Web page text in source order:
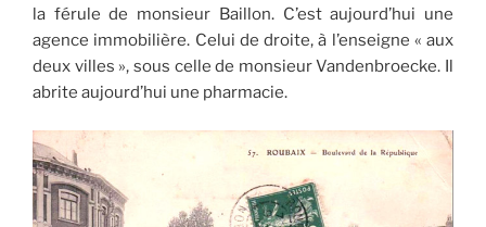
la férule de monsieur Baillon. C’est aujourd’hui une
agence immobilière. Celui de droite, à l’enseigne « aux
deux villes », sous celle de monsieur Vandenbroecke. Il
abrite aujourd’hui une pharmacie.